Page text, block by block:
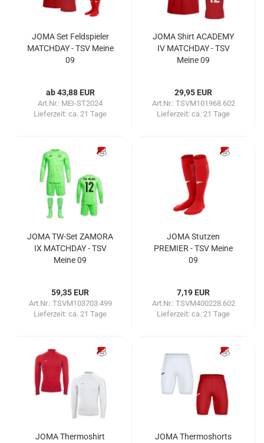
JOMA Set Feldspieler
MATCHDAY - TSV Meine
09
ab 43,88 EUR
Art.Nr.: MEI-ST2024
Lieferzeit: ca. 21 Tage
JOMA Shirt ACADEMY
IV MATCHDAY - TSV
Meine 09
29,95 EUR
Art.Nr.: TSVM101968.602
Lieferzeit: ca. 21 Tage
JOMA TW-Set ZAMORA
IX MATCHDAY - TSV
Meine 09
59,35 EUR
Art.Nr.: TSVM103703.499
Lieferzeit: ca. 21 Tage
JOMA Stutzen
PREMIER - TSV Meine
09
7,19 EUR
Art.Nr.: TSVM400228.602
Lieferzeit: ca. 21 Tage
JOMA Thermoshirt
JOMA Thermoshorts